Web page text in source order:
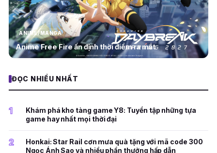
ANIME/MANGA
Anime Free Fire ấn định thời điểm ra mắt
ĐỌC NHIỀU NHẤT
1
Khám phá kho tàng game Y8: Tuyển tập những tựa
game hay nhất mọi thời đại
2
Honkai: Star Rail cơn mưa quà tặng với mã code 300
Ngọc Ánh Sao và nhiều phần thưởng hấp dẫn